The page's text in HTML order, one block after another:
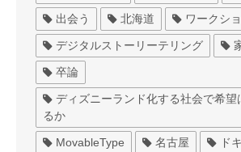
出会う 北海道 ワークシ
デジタルストーリーテリング
卒論
ディズニーランド化する社会で希望
るか
MovableType 名古屋 ド